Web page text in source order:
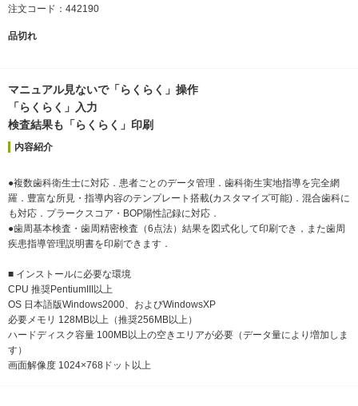
注文コード：442190
品切れ
マニュアル見ないで「らくらく」操作
「らくらく」入力
検査結果も「らくらく」印刷
内容紹介
●複数歯科衛生士に対応．患者ごとのデータ管理．歯科衛生実地指導を完全網
羅．豊富な所見・指導内容のテンプレート搭載(カスタマイズ可能)．混合歯科に
も対応．プラークスコア・BOP陽性記録に対応．
●歯周基本検査・歯周精密検査（6点法）結果を図式化して印刷でき，また歯周
疾患指導管理説明書を印刷できます．
■ インストールに必要な環境
CPU 推奨PentiumIII以上
OS 日本語版Windows2000、およびWindowsXP
必要メモリ 128MB以上（推奨256MB以上）
ハードディスク容量 100MB以上の空きエリアが必要（データ量により増加しま
す）
画面解像度 1024×768ドット以上